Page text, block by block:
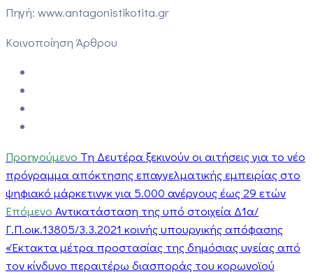
Πηγή: www.antagonistikotita.gr
Κοινοποίηση Άρθρου
Προηγούμενο Τη Δευτέρα ξεκινούν οι αιτήσεις για το νέο
πρόγραμμα απόκτησης επαγγελματικής εμπειρίας στο
ψηφιακό μάρκετινγκ για 5.000 ανέργους έως 29 ετών
Επόμενο Αντικατάσταση της υπό στοιχεία Δ1α/
Γ.Π.οικ.13805/3.3.2021 κοινής υπουργικής απόφασης
«Έκτακτα μέτρα προστασίας της δημόσιας υγείας από
τον κίνδυνο περαιτέρω διασποράς του κορωνοϊού